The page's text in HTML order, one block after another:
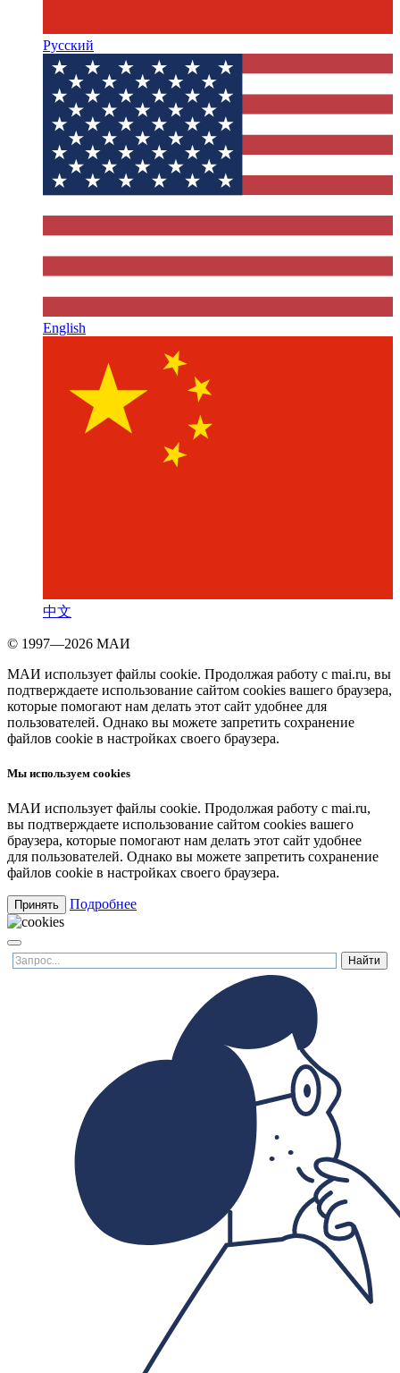
Русский
English
中文
© 1997—2026 МАИ
МАИ использует файлы cookie. Продолжая работу с mai.ru, вы
подтверждаете использование сайтом cookies вашего браузера,
которые помогают нам делать этот сайт удобнее для
пользователей. Однако вы можете запретить сохранение
файлов cookie в настройках своего браузера.
Мы используем cookies
МАИ использует файлы cookie. Продолжая работу с mai.ru,
вы подтверждаете использование сайтом cookies вашего
браузера, которые помогают нам делать этот сайт удобнее
для пользователей. Однако вы можете запретить сохранение
файлов cookie в настройках своего браузера.
Принять Подробнее